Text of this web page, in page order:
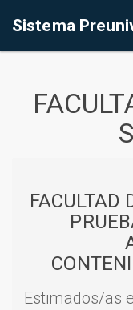
Sistema
FACULTAD
Estimados/as